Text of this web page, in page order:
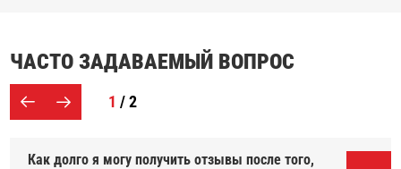
ЧАСТО ЗАДАВАЕМЫЙ ВОПРОС
1 / 2
Как долго я могу получить отзывы после того,